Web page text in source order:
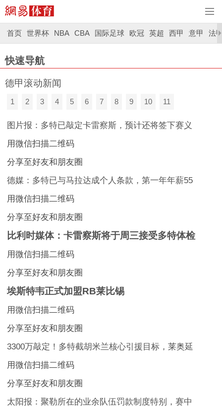
首页 世界杯 NBA CBA 国际足球 欧冠 英超 西甲 意甲 法
快速导航
德甲滚动新闻
1 2 3 4 5 6 7 8 9 10 11
图片报：多特已敲定卡雷察斯，预计还将签下赛义
用微信扫描二维码
分享至好友和朋友圈
德媒：多特已与马拉达成个人条款，第一年年薪55
用微信扫描二维码
分享至好友和朋友圈
比利时媒体：卡雷察斯将于周三接受多特体检
用微信扫描二维码
分享至好友和朋友圈
埃斯特韦正式加盟RB莱比锡
用微信扫描二维码
分享至好友和朋友圈
3300万敲定！多特截胡米兰核心引援目标，莱奥延
用微信扫描二维码
分享至好友和朋友圈
太阳报：聚勒所在的业余队伍罚款制度特别，赛中